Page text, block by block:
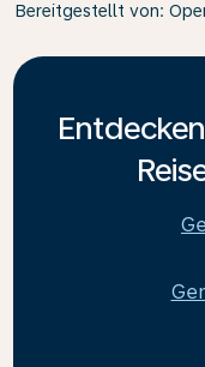
Bereitgestellt von: